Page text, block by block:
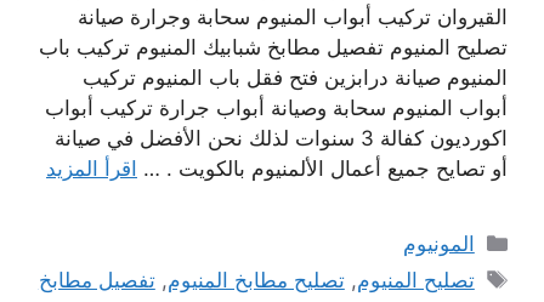
القيروان تركيب أبواب المنيوم سحابة وجرارة صيانة
تصليح المنيوم تفصيل مطابخ شبابيك المنيوم تركيب باب
المنيوم صيانة درابزين فتح فقل باب المنيوم تركيب
أبواب المنيوم سحابة وصيانة أبواب جرارة تركيب أبواب
اكورديون كفالة 3 سنوات لذلك نحن الأفضل في صيانة
أو تصايح جميع أعمال الألمنيوم بالكويت . … اقرأ المزيد
التصنيفات
المونيوم
الوسوم
تصليح المنيوم,تصليح مطابخ المنيوم,تفصيل مطابخ